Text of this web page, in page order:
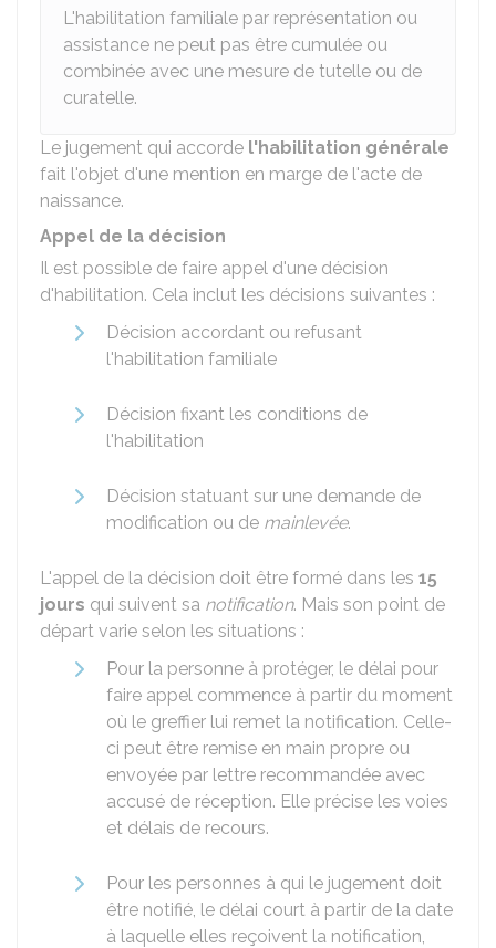
L'habilitation familiale par représentation ou
assistance ne peut pas être cumulée ou
combinée avec une mesure de tutelle ou de
curatelle.
Le jugement qui accorde l'habilitation générale
fait l'objet d'une mention en marge de l'acte de
naissance.
Appel de la décision
Il est possible de faire appel d'une décision
d'habilitation. Cela inclut les décisions suivantes :
Décision accordant ou refusant
l'habilitation familiale
Décision fixant les conditions de
l'habilitation
Décision statuant sur une demande de
modification ou de mainlevée.
L'appel de la décision doit être formé dans les 15
jours qui suivent sa notification. Mais son point de
départ varie selon les situations :
Pour la personne à protéger, le délai pour
faire appel commence à partir du moment
où le greffier lui remet la notification. Celle-
ci peut être remise en main propre ou
envoyée par lettre recommandée avec
accusé de réception. Elle précise les voies
et délais de recours.
Pour les personnes à qui le jugement doit
être notifié, le délai court à partir de la date
à laquelle elles reçoivent la notification,